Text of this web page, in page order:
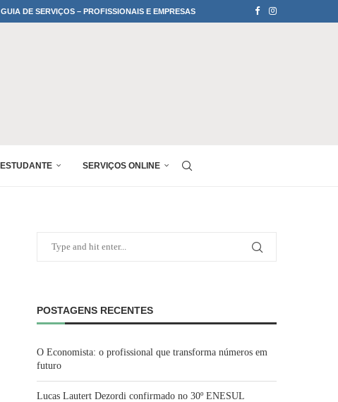
GUIA DE SERVIÇOS – PROFISSIONAIS E EMPRESAS
ESTUDANTE SERVIÇOS ONLINE
POSTAGENS RECENTES
O Economista: o profissional que transforma números em
futuro
Lucas Lautert Dezordi confirmado no 30º ENESUL